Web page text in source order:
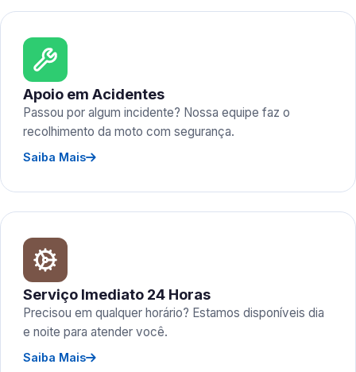
Apoio em Acidentes
Passou por algum incidente? Nossa equipe faz o
recolhimento da moto com segurança.
Saiba Mais
Serviço Imediato 24 Horas
Precisou em qualquer horário? Estamos disponíveis dia
e noite para atender você.
Saiba Mais